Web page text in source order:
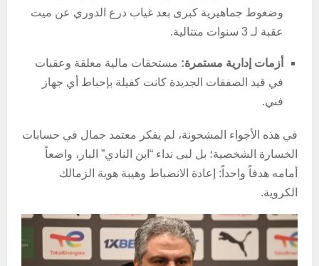
وضغوط جماهيرية كبرى بعد غياب درع الدوري عن ميت
عقبة لـ 3 سنوات متتالية.
أزمات إدارية مستمرة: مستحقات مالية معلقة وعقبات
في قيد الصفقات الجديدة كانت كفيلة بإحباط أي جهاز
فني.
في هذه الأجواء المشحونة، لم يفكر معتمد جمال في حسابات
الخسارة الشخصية؛ بل لبى نداء “ابن النادي” البار، واضعاً
أمامه هدفاً واحداً: إعادة الانضباط وهيبة هوية الزمالك
الكروية.